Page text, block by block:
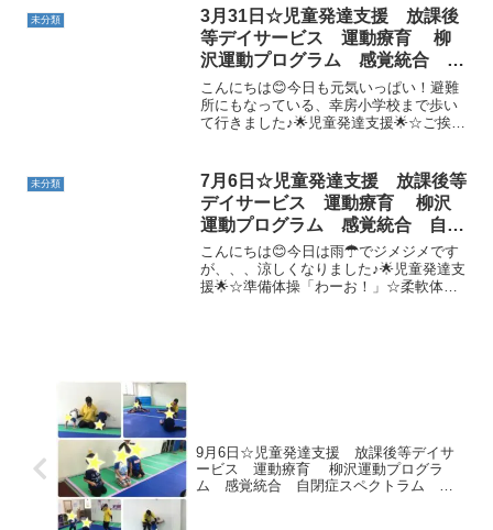
り、ぎっこんばったんにもチャレンジし
ました✨仲良くで...
未分類
3月31日☆児童発達支援 放課後
等デイサービス 運動療育 柳
沢運動プログラム 感覚統合 自
閉症 発達障害 埼玉県 三郷
市 吉川市 八潮市 気になる
子
こんにちは😊今日も元気いっぱい！避難
所にもなっている、幸房小学校まで歩い
て行きました♪🌟児童発達支援🌟☆ご挨拶
は難しい遊具もあったけど・・・色々チ
ャレンジできま...
未分類
7月6日☆児童発達支援 放課後等
デイサービス 運動療育 柳沢
運動プログラム 感覚統合 自閉
症スペクトラム ＡＤＨＤ Ｌ
Ｄ 発達障害 三郷市 吉川
市 八潮市
こんにちは😊今日は雨☂でジメジメです
が、、、涼しくなりました♪🌟児童発達支
援🌟☆準備体操「わーお！」☆柔軟体操
9月6日☆児童発達支援 放課後等デイサ
ービス 運動療育 柳沢運動プログラ
ム 感覚統合 自閉症スペクトラム Ａ